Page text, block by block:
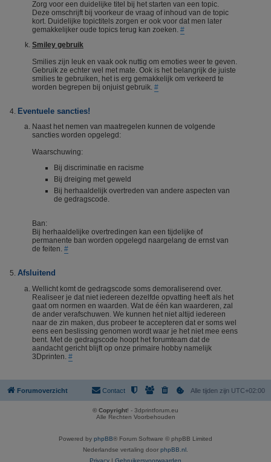
Zorg voor een duidelijke titel bij het starten van een topic.
Deze omschrijft bij voorkeur de vraag of inhoud van de topic
kort. Duidelijke topictitels zorgen er ook voor dat men later
gemakkelijker oude topics terug kan zoeken. #
Smiley gebruik
Smilies zijn leuk en vaak ook nuttig om emoties weer te geven.
Gebruik ze echter wel met mate. Ook is het belangrijk de juiste
smilies te gebruiken, het is erg gemakkelijk om verkeerd te
worden begrepen bij onjuist gebruik. #
Eventuele sancties!
Naast het nemen van maatregelen kunnen de volgende
sancties worden opgelegd:
Waarschuwing:
Bij discriminatie en racisme
Bij dreiging met geweld
Bij herhaaldelijk overtreden van andere aspecten van
de gedragscode.
Ban:
Bij herhaaldelijke overtredingen kan een tijdelijke of
permanente ban worden opgelegd naargelang de ernst van
de feiten. #
Afsluitend
Wellicht komt de gedragscode soms demoraliserend over.
Realiseer je dat niet iedereen dezelfde opvatting heeft als het
gaat om normen en waarden. Wat de één kan waarderen, zal
de ander verafschuwen. We kunnen het niet altijd iedereen
naar de zin maken, dus probeer te accepteren dat er soms wel
eens een beslissing genomen wordt waar je het niet mee eens
bent. Met de gedragscode hoopt het forumteam dat de
aandacht gericht blijft op onze primaire hobby namelijk
3Dprinten. #
Forumoverzicht Alle tijden zijn UTC+02:00
Contact
© Copyright! - 3dprintforum.eu
Alle Rechten Voorbehouden
Powered by phpBB® Forum Software © phpBB Limited
Nederlandse vertaling door phpBB.nl
Privacy | Gebruikersvoorwaarden